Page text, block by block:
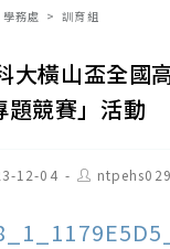
學務處 > 訓育組
大橫山盃全國
題競賽」活動
12-04
Post
author:
ntpehs029